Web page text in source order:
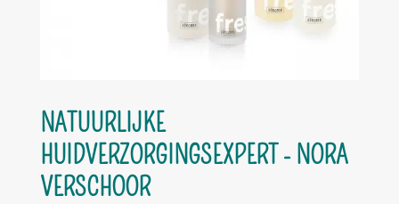
NATUURLIJKE
HUIDVERZORGINGSEXPERT - NORA
VERSCHOOR